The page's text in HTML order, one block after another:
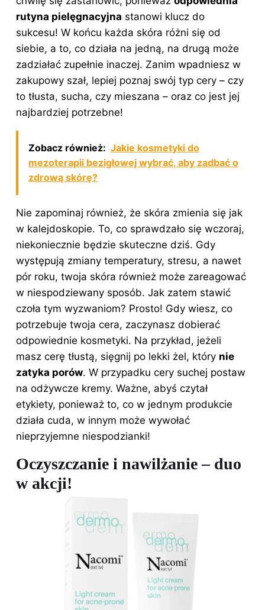
rutyna pielęgnacyjna stanowi klucz do
sukcesu! W końcu każda skóra różni się od
siebie, a to, co działa na jedną, na drugą może
zadziałać zupełnie inaczej. Zanim wpadniesz w
zakupowy szał, lepiej poznaj swój typ cery – czy
to tłusta, sucha, czy mieszana – oraz co jest jej
najbardziej potrzebne!
Zobacz również: Jakie kosmetyki do
mezoterapii bezigłowej wybrać, aby zadbać o
zdrową skórę?
Nie zapominaj również, że skóra zmienia się jak
w kalejdoskopie. To, co sprawdzało się wczoraj,
niekoniecznie będzie skuteczne dziś. Gdy
występują zmiany temperatury, stresu, a nawet
pór roku, twoja skóra również może zareagować
w niespodziewany sposób. Jak zatem stawić
czoła tym wyzwaniom? Prosto! Gdy wiesz, co
potrzebuje twoja cera, zaczynasz dobierać
odpowiednie kosmetyki. Na przykład, jeżeli
masz cerę tłustą, sięgnij po lekki żel, który nie
zatyka porów. W przypadku cery suchej postaw
na odżywcze kremy. Ważne, abyś czytał
etykiety, ponieważ to, co w jednym produkcie
działa cuda, w innym może wywołać
nieprzyjemne niespodzianki!
Oczyszczanie i nawilżanie – duo
w akcji!